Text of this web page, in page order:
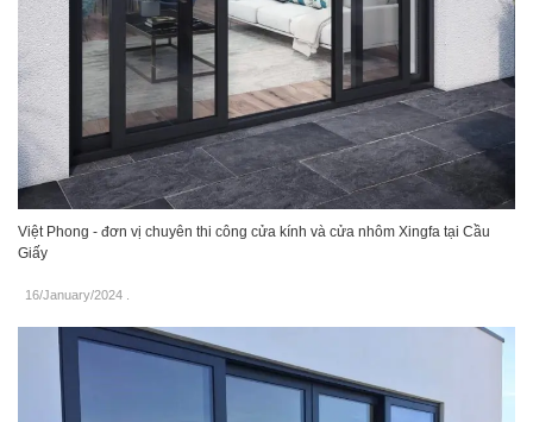
Việt Phong - đơn vị chuyên thi công cửa kính và cửa nhôm Xingfa tại Cầu
Giấy
16/January/2024